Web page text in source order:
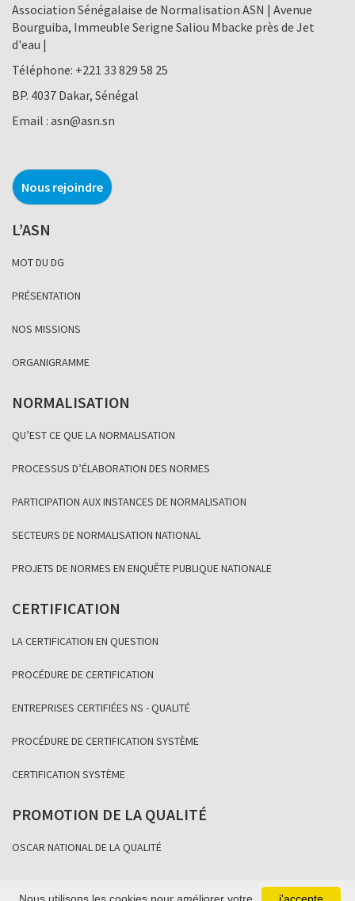
Association Sénégalaise de Normalisation ASN | Avenue
Bourguiba, Immeuble Serigne Saliou Mbacke près de Jet
d'eau |
Téléphone: +221 33 829 58 25
BP. 4037 Dakar, Sénégal
Email : asn@asn.sn
Nous rejoindre
L’ASN
MOT DU DG
PRÉSENTATION
NOS MISSIONS
ORGANIGRAMME
NORMALISATION
QU’EST CE QUE LA NORMALISATION
PROCESSUS D’ÉLABORATION DES NORMES
PARTICIPATION AUX INSTANCES DE NORMALISATION
SECTEURS DE NORMALISATION NATIONAL
PROJETS DE NORMES EN ENQUÊTE PUBLIQUE NATIONALE
CERTIFICATION
LA CERTIFICATION EN QUESTION
PROCÉDURE DE CERTIFICATION
ENTREPRISES CERTIFIÉES NS - QUALITÉ
PROCÉDURE DE CERTIFICATION SYSTÈME
CERTIFICATION SYSTÈME
PROMOTION DE LA QUALITÉ
OSCAR NATIONAL DE LA QUALITÉ